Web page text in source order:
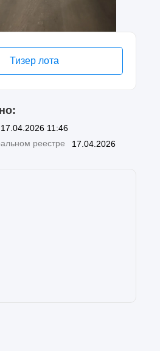
Тизер лота
17.04.2026 11:46
реестре
17.04.2026